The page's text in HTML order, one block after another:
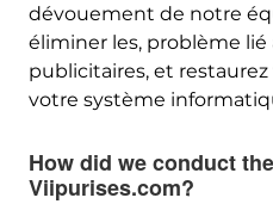
dévouement de notre
éliminer les, problème lié
publicitaires, et
votre système
How did we conduct
Viipurises.com?